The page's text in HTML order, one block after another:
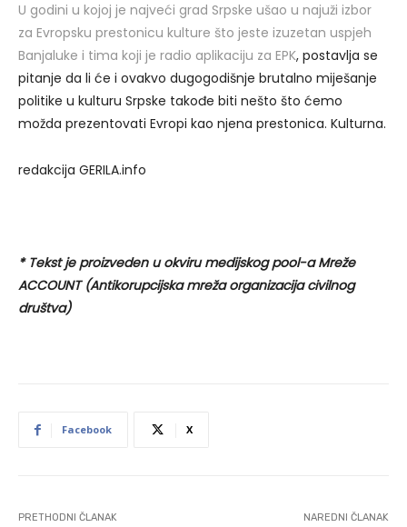
U godini u kojoj je najveći grad Srpske ušao u najuži izbor
za Evropsku prestonicu kulture što jeste izuzetan uspjeh
Banjaluke i tima koji je radio aplikaciju za EPK, postavlja se
pitanje da li će i ovakvo dugogodišnje brutalno miješanje
politike u kulturu Srpske takođe biti nešto što ćemo
možda prezentovati Evropi kao njena prestonica. Kulturna.
redakcija GERILA.info
* Tekst je proizveden u okviru medijskog pool-a Mreže
ACCOUNT (Antikorupcijska mreža organizacija civilnog
društva)
Facebook X
PRETHODNI ČLANAK NAREDNI ČLANAK